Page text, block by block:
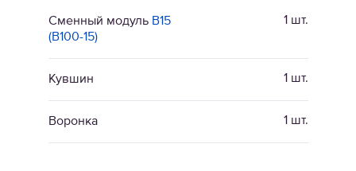
Сменный модуль В15
(В100-15)
1 шт.
Кувшин 1 шт.
Воронка 1 шт.